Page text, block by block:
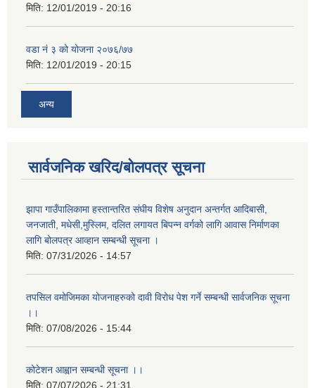
मिति: 12/01/2019 - 20:16
वडा नं ३ को योजना २०७६/७७
मिति: 12/01/2019 - 20:15
अन्य
सार्वजनिक खरिद/बोलपत्र सूचना
झापा गाउँपालिकामा हस्तान्तरित संघीय विशेष अनुदान अन्तर्गत आदिबासी,
जनजाती, मधेसी,मुस्लिम, दलित लगायत बिपन्न वर्गको लागि आवास निर्माणका
लागि बोलपत्र आव्हान सम्बन्धी सूचना ।
मिति: 07/31/2026 - 14:57
तपसिल वमोजिमका योजनाहरुको दावी विरोध पेश गर्ने सम्बन्धी सार्वजनिक सूचना
।।
मिति: 07/08/2026 - 15:44
कोटेशन आह्वान सम्बन्धी सूचना ।।
मिति: 07/07/2026 - 21:31